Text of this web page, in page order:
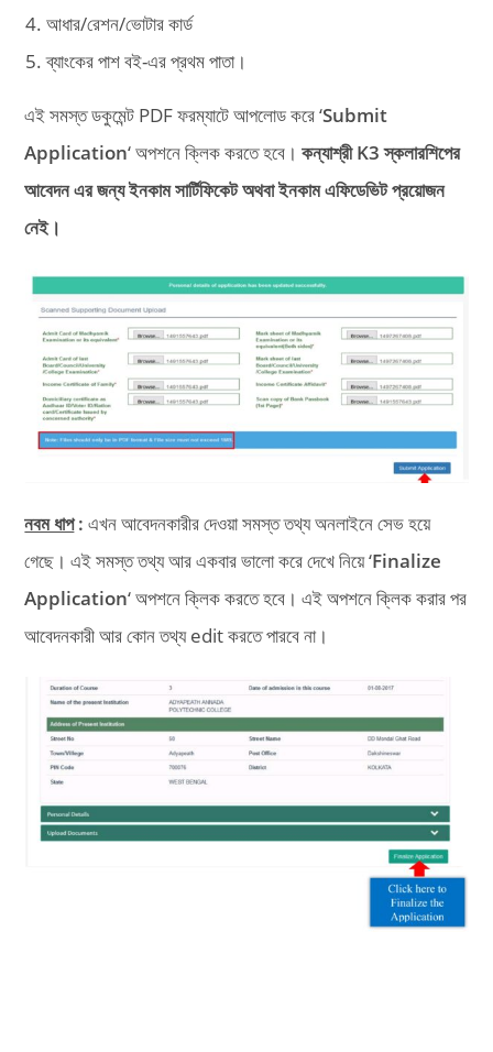
আধার/রেশন/ভোটার কার্ড
ব্যাংকের পাশ বই-এর প্রথম পাতা।
এই সমস্ত ডকুমেন্ট PDF ফরম্যাটে আপলোড করে ‘Submit
Application‘ অপশনে ক্লিক করতে হবে।কন্যাশ্রী K3 স্কলারশিপের
আবেদন এর জন্য ইনকাম সার্টিফিকেট অথবা ইনকাম এফিডেভিট প্রয়োজন
নেই।
নবম ধাপ: এখন আবেদনকারীর দেওয়া সমস্ত তথ্য অনলাইনে সেভ হয়ে
গেছে। এই সমস্ত তথ্য আর একবার ভালো করে দেখে নিয়ে ‘Finalize
Application‘ অপশনে ক্লিক করতে হবে। এই অপশনে ক্লিক করার পর
আবেদনকারী আর কোন তথ্য edit করতে পারবে না।